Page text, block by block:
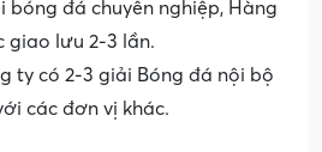
bóng đá chuyên nghiệp, Hàng
giao lưu 2-3 lần.
ty có 2-3 giải Bóng đá nội bộ
các đơn vị khác.